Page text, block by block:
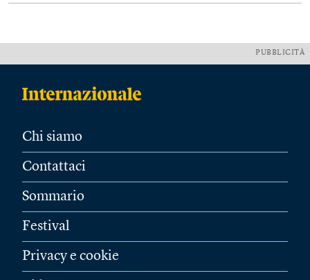
PUBBLICITÀ
Chi siamo
Contattaci
Sommario
Festival
Privacy e cookie